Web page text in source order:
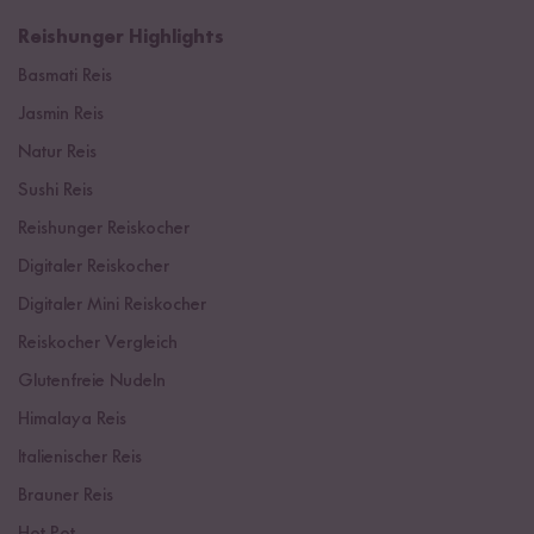
Reishunger Highlights
Basmati Reis
Jasmin Reis
Natur Reis
Sushi Reis
Reishunger Reiskocher
Digitaler Reiskocher
Digitaler Mini Reiskocher
Reiskocher Vergleich
Glutenfreie Nudeln
Himalaya Reis
Italienischer Reis
Brauner Reis